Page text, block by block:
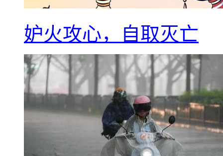
妒火攻心，自取灭亡